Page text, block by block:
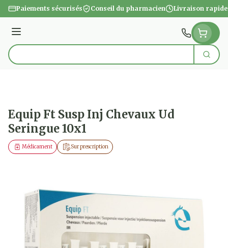
Aller au contenu
Paiements sécurisés Conseil du pharmacien Livraison rapide
Menu
Rechercher
Equip Ft Susp Inj Chevaux Ud
Seringue 10x1
Sur prescription
Médicament